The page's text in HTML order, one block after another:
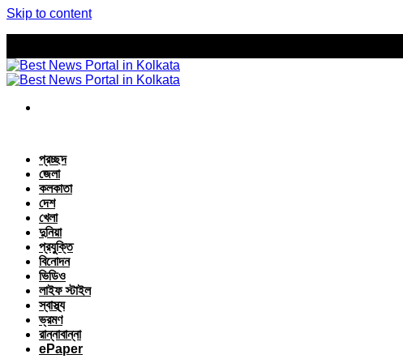
Skip to content
প্রচ্ছদ
জেলা
কলকাতা
দেশ
খেলা
দুনিয়া
প্রযুক্তি
বিনোদন
ভিডিও
লাইফ স্টাইল
স্বাস্থ্য
ভ্রমণ
রান্নাবান্না
ePaper